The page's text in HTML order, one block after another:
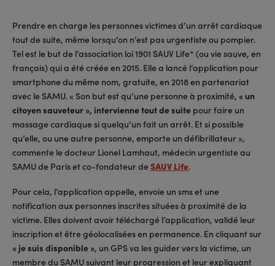
Prendre en charge les personnes victimes d’un arrêt cardiaque
tout de suite, même lorsqu’on n’est pas urgentiste ou pompier.
Tel est le but de l’association loi 1901 SAUV Life* (ou vie sauve, en
français) qui a été créée en 2015. Elle a lancé l’application pour
smartphone du même nom, gratuite, en 2018 en partenariat
avec le SAMU. « Son but est qu’une personne à proximité, « un
citoyen sauveteur », intervienne tout de suite pour faire un
massage cardiaque si quelqu’un fait un arrêt. Et si possible
qu’elle, ou une autre personne, emporte un défibrillateur »,
commente le docteur Lionel Lamhaut, médecin urgentiste au
SAMU de Paris et co-fondateur deSAUV Life.
Pour cela, l’application appelle, envoie un sms et une
notification aux personnes inscrites situées à proximité de la
victime. Elles doivent avoir téléchargé l’application, validé leur
inscription et être géolocalisées en permanence. En cliquant sur
« je suis disponible », un GPS va les guider vers la victime, un
membre du SAMU suivant leur progression et leur expliquant